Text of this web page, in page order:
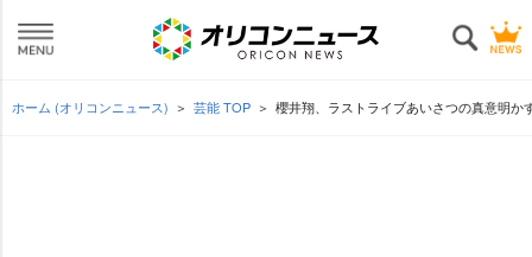
ホーム (オリコンニュース) 芸能 TOP 櫻井翔、ラストライブあいさつの真意明